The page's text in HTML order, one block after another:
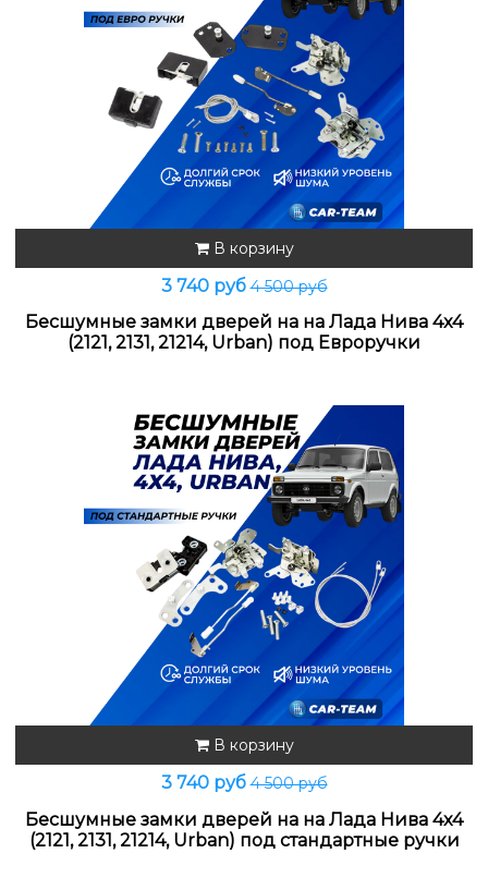
В корзину
3 740 руб4 500 руб
Бесшумные замки дверей на на Лада Нива 4x4
(2121, 2131, 21214, Urban) под Евроручки
В корзину
3 740 руб4 500 руб
Бесшумные замки дверей на на Лада Нива 4x4
(2121, 2131, 21214, Urban) под стандартные ручки